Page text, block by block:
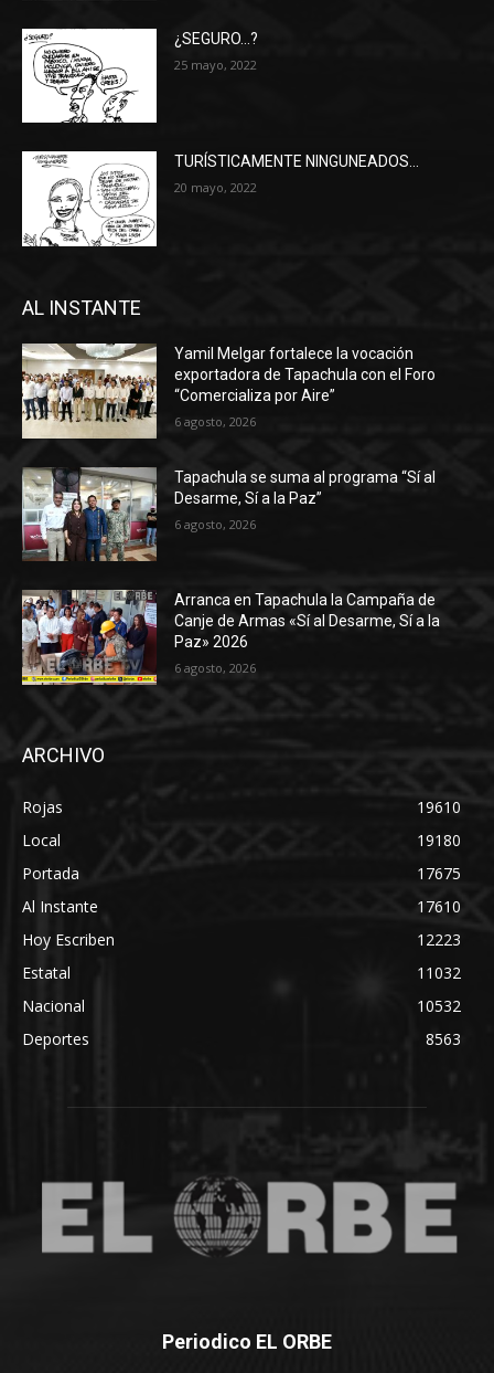
¿SEGURO…?
25 mayo, 2022
TURÍSTICAMENTE NINGUNEADOS…
20 mayo, 2022
AL INSTANTE
Yamil Melgar fortalece la vocación
exportadora de Tapachula con el Foro
“Comercializa por Aire”
6 agosto, 2026
Tapachula se suma al programa “Sí al
Desarme, Sí a la Paz”
6 agosto, 2026
Arranca en Tapachula la Campaña de
Canje de Armas «Sí al Desarme, Sí a la
Paz» 2026
6 agosto, 2026
ARCHIVO
Rojas
19610
Local
19180
Portada
17675
Al Instante
17610
Hoy Escriben
12223
Estatal
11032
Nacional
10532
Deportes
8563
Periodico EL ORBE